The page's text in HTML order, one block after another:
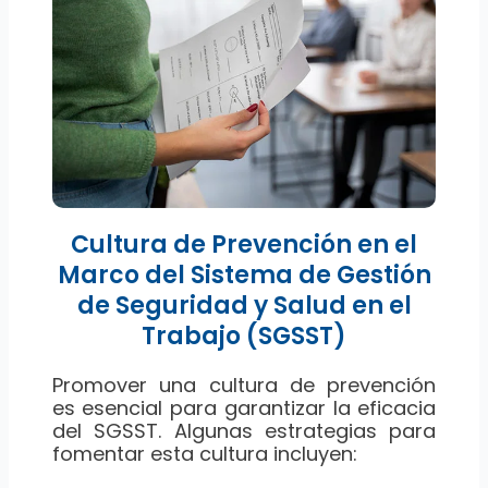
Cultura de Prevención en el
Marco del Sistema de Gestión
de Seguridad y Salud en el
Trabajo (SGSST)
Promover una cultura de prevención
es esencial para garantizar la eficacia
del SGSST. Algunas estrategias para
fomentar esta cultura incluyen: